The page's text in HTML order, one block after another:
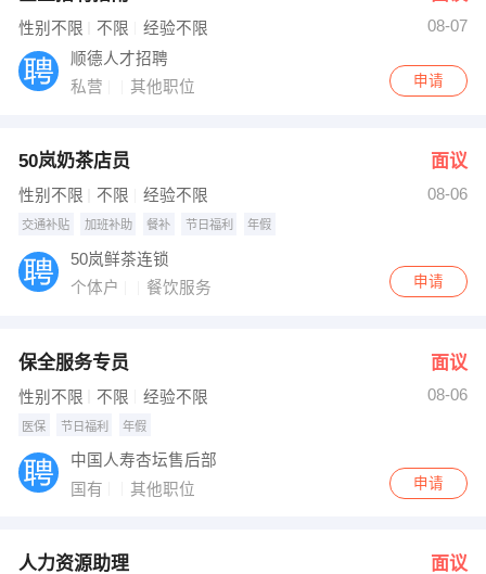
性别不限 不限 经验不限
08-07
顺德人才招聘
私营
其他职位 申请
50岚奶茶店员 面议
性别不限 不限 经验不限 08-06
交通补贴 加班补助 餐补 节日福利 年假
50岚鲜茶连锁
个体户
餐饮服务 申请
保全服务专员 面议
性别不限 不限 经验不限 08-06
医保 节日福利 年假
中国人寿杏坛售后部
国有
其他职位 申请
人力资源助理 面议